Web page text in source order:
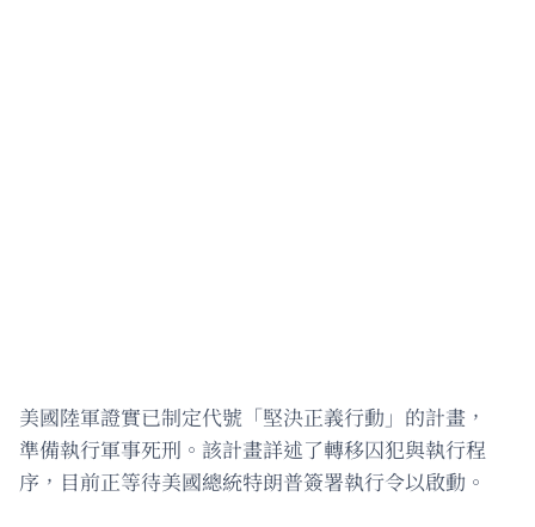
美國陸軍證實已制定代號「堅決正義行動」的計畫，
準備執行軍事死刑。該計畫詳述了轉移囚犯與執行程
序，目前正等待美國總統特朗普簽署執行令以啟動。